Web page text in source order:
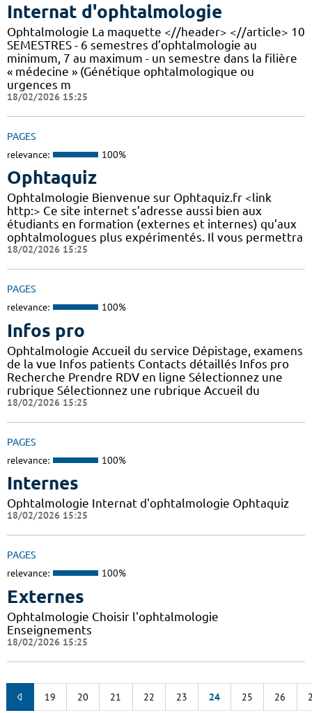
Internat d'ophtalmologie
Ophtalmologie La maquette <//header> <//article> 10
SEMESTRES - 6 semestres d’ophtalmologie au
minimum, 7 au maximum - un semestre dans la filière
« médecine » (Génétique ophtalmologique ou
urgences m
18/02/2026 15:25
PAGES
relevance: 100%
Ophtaquiz
Ophtalmologie Bienvenue sur Ophtaquiz.fr <link
http:> Ce site internet s’adresse aussi bien aux
étudiants en formation (externes et internes) qu’aux
ophtalmologues plus expérimentés. Il vous permettra
18/02/2026 15:25
PAGES
relevance: 100%
Infos pro
Ophtalmologie Accueil du service Dépistage, examens
de la vue Infos patients Contacts détaillés Infos pro
Recherche Prendre RDV en ligne Sélectionnez une
rubrique Sélectionnez une rubrique Accueil du
18/02/2026 15:25
PAGES
relevance: 100%
Internes
Ophtalmologie Internat d'ophtalmologie Ophtaquiz
18/02/2026 15:25
PAGES
relevance: 100%
Externes
Ophtalmologie Choisir l'ophtalmologie
Enseignements
18/02/2026 15:25
19 20 21 22 23 24 25 26